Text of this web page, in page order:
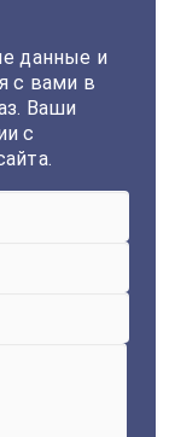
данные и
с вами в
Ваши
с